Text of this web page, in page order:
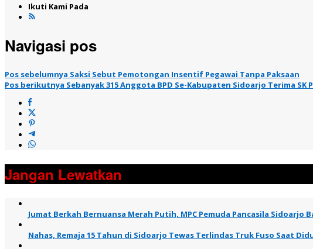
Ikuti Kami Pada
Navigasi pos
Pos sebelumnya Saksi Sebut Pemotongan Insentif Pegawai Tanpa Paksaan
Pos berikutnya Sebanyak 315 Anggota BPD Se-Kabupaten Sidoarjo Terima SK
Jangan Lewatkan
Jumat Berkah Bernuansa Merah Putih, MPC Pemuda Pancasila
Nahas, Remaja 15 Tahun di Sidoarjo Tewas Terlindas Truk Fuso Saat